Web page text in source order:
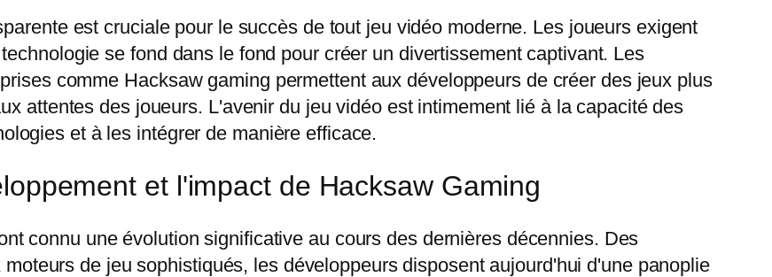
est cruciale pour le succès de tout jeu vidéo moderne. Les joueurs exigent
se fond dans le fond pour créer un divertissement captivant. Les
comme Hacksaw gaming permettent aux développeurs de créer des jeux plus
attentes des joueurs. L'avenir du jeu vidéo est intimement lié à la capacité des
et à les intégrer de manière efficace.
et l'impact de Hacksaw Gaming
connu une évolution significative au cours des dernières décennies. Des
de jeu sophistiqués, les développeurs disposent aujourd'hui d'une panoplie